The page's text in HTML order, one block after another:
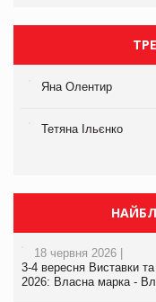
Яна Олентир
Тетяна Ільєнко
18 червня 2026 |
3-4 вересня Виставки
2026: Власна марка -